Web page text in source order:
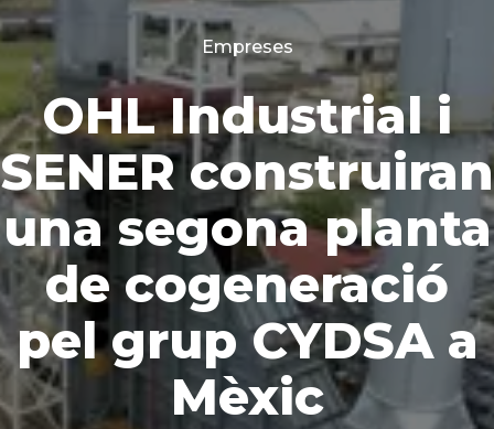
Categories
Empreses
OHL Industrial i
SENER construiran
una segona planta
de cogeneració
pel grup CYDSA a
Mèxic